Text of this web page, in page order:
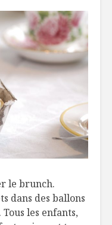
le brunch.
dans des ballons
les enfants,